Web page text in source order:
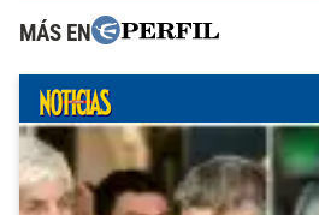
MÁS EN